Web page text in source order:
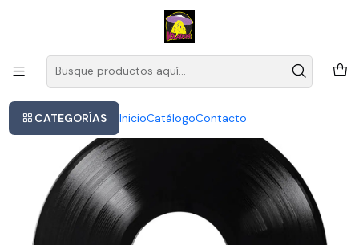
CATEGORÍAS InicioCatálogoContacto
Este es el texto del slide